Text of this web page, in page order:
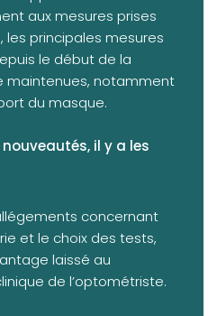
aux mesures prises
les principales mesures
le début de la
maintenues, notamment
du masque.
il y a les
concernant
et le choix des tests,
laissé au
de l’optométriste.